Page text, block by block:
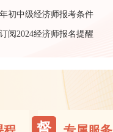
初中级经济师报考条件
阅2024经济师报名提醒
督